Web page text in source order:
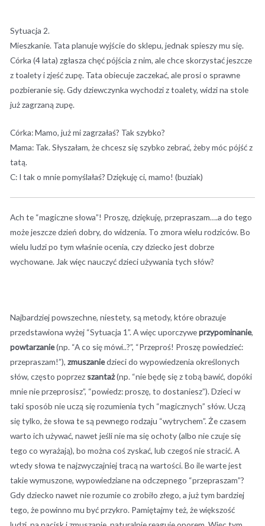
Sytuacja 2.
Mieszkanie. Tata planuje wyjście do sklepu, jednak spieszy mu się.
Córka (4 lata) zgłasza chęć pójścia z nim, ale chce skorzystać jeszcze
z toalety i zjeść zupę. Tata obiecuje zaczekać, ale prosi o sprawne
pozbieranie się. Gdy dziewczynka wychodzi z toalety, widzi na stole
już zagrzaną zupę.
Córka: Mamo, już mi zagrzałaś? Tak szybko?
Mama: Tak. Słyszałam, że chcesz się szybko zebrać, żeby móc pójść z
tatą.
C: I tak o mnie pomyślałaś? Dziękuję ci, mamo! (buziak)
Ach te “magiczne słowa”! Proszę, dziękuję, przepraszam….a do tego
może jeszcze dzień dobry, do widzenia. To zmora wielu rodziców. Bo
wielu ludzi po tym właśnie ocenia, czy dziecko jest dobrze
wychowane. Jak więc nauczyć dzieci używania tych słów?
Najbardziej powszechne, niestety, są metody, które obrazuje
przedstawiona wyżej “Sytuacja 1”. A więc uporczyweprzypominanie,
powtarzanie(np. “A co się mówi..?”, “Przeproś! Proszę powiedzieć:
przepraszam!”),zmuszaniedzieci do wypowiedzenia określonych
słów, często poprzez szantaż(np. “nie będę się z tobą bawić, dopóki
mnie nie przeprosisz”, “powiedz: proszę, to dostaniesz”). Dzieci w
taki sposób nie uczą się rozumienia tych “magicznych” słów. Uczą
się tylko, że słowa te są pewnego rodzaju “wytrychem”. Że czasem
warto ich używać, nawet jeśli nie ma się ochoty (albo nie czuje się
tego co wyrażają), bo można coś zyskać, lub czegoś nie stracić. A
wtedy słowa te najzwyczajniej tracą na wartości. Bo ile warte jest
takie wymuszone, wypowiedziane na odczepnego “przepraszam”?
Gdy dziecko nawet nie rozumie co zrobiło złego, a już tym bardziej
tego, że powinno mu być przykro. Pamiętajmy też, że większość